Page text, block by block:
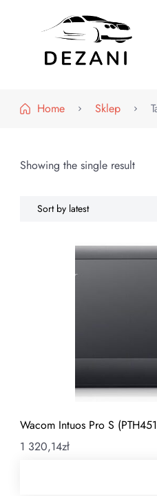
Home
Sklep
Showing the single result
Wacom Intuos Pro S
1 320,14zł